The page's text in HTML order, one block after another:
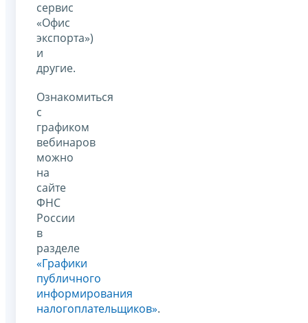
сервис
«Офис
экспорта»)
и
другие.
Ознакомиться
с
графиком
вебинаров
можно
на
сайте
ФНС
России
в
разделе
«Графики
публичного
информирования
налогоплательщиков».